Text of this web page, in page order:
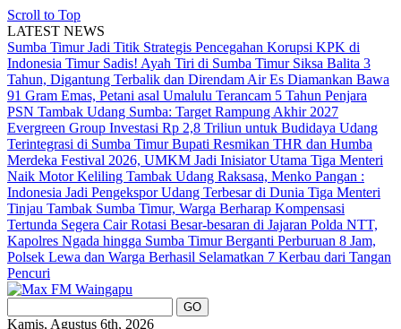
Scroll to Top
LATEST NEWS
Sumba Timur Jadi Titik Strategis Pencegahan Korupsi KPK di
Indonesia Timur Sadis! Ayah Tiri di Sumba Timur Siksa Balita 3
Tahun, Digantung Terbalik dan Direndam Air Es Diamankan Bawa
91 Gram Emas, Petani asal Umalulu Terancam 5 Tahun Penjara
PSN Tambak Udang Sumba: Target Rampung Akhir 2027
Evergreen Group Investasi Rp 2,8 Triliun untuk Budidaya Udang
Terintegrasi di Sumba TimurBupati Resmikan THR dan Humba
Merdeka Festival 2026, UMKM Jadi Inisiator Utama Tiga Menteri
Naik Motor Keliling Tambak Udang Raksasa, Menko Pangan :
Indonesia Jadi Pengekspor Udang Terbesar di Dunia Tiga Menteri
Tinjau Tambak Sumba Timur, Warga Berharap Kompensasi
Tertunda Segera CairRotasi Besar-besaran di Jajaran Polda NTT,
Kapolres Ngada hingga Sumba Timur Berganti Perburuan 8 Jam,
Polsek Lewa dan Warga Berhasil Selamatkan 7 Kerbau dari Tangan
Pencuri
Kamis, Agustus 6th, 2026